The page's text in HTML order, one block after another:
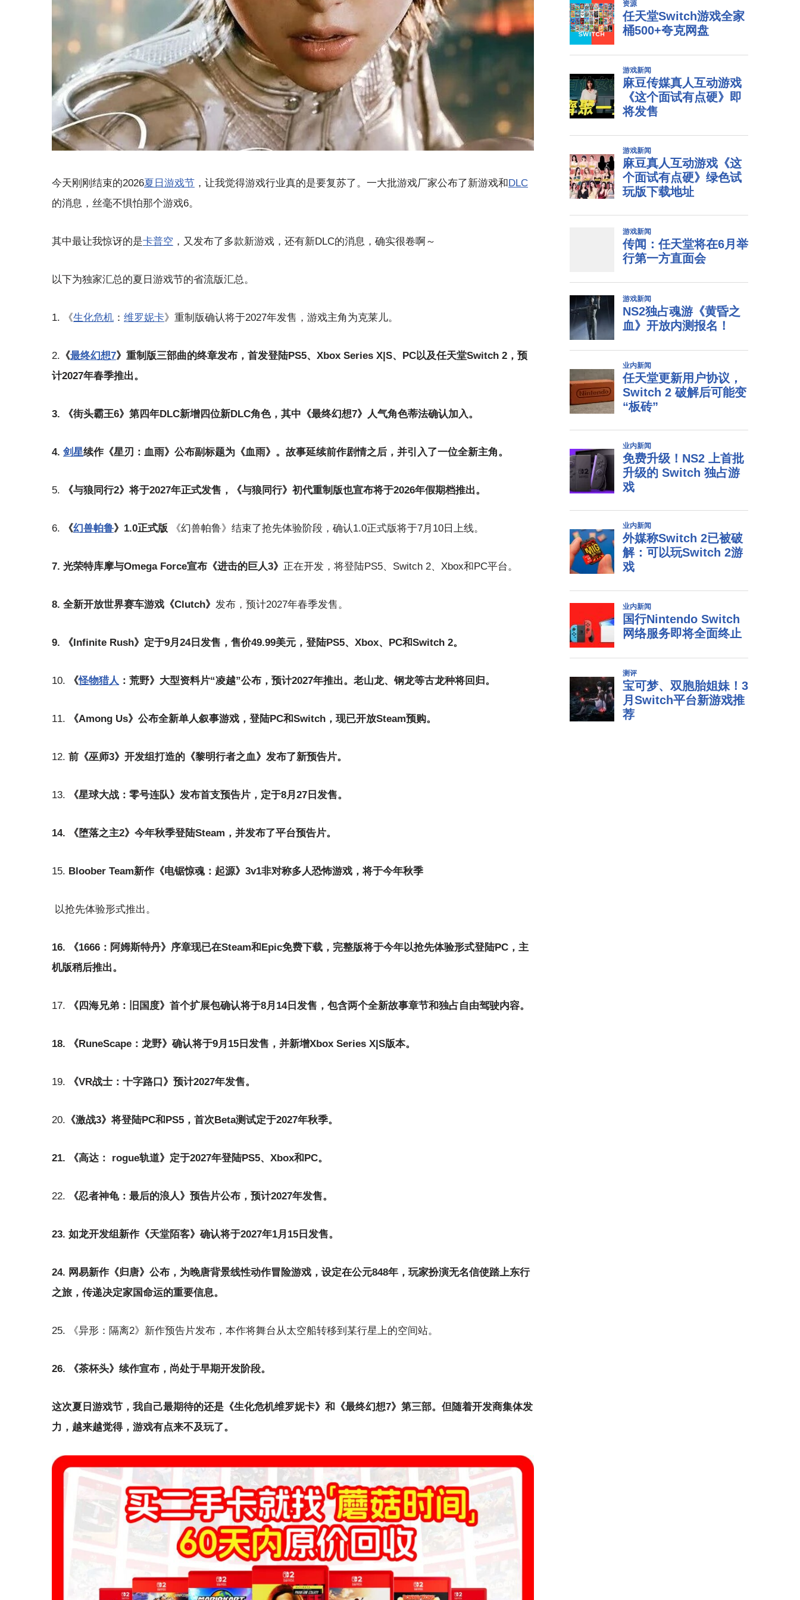
今天刚刚结束的2026夏日游戏节 ，让我觉得游戏行业真的是要复苏了。一大批游戏厂家公布了新游戏和DLC
的消息，丝毫不惧怕那个游戏6。
其中最让我惊讶的是卡普空 ，又发布了多款新游戏，还有新DLC的消息，确实很卷啊～
以下为独家汇总的夏日游戏节的省流版汇总。
1. 《生化危机 ： 维罗妮卡》重制版确认将于2027年发售，游戏主角为克莱儿。
2. 《最终幻想7》重制版三部曲的终章发布，首发登陆PS5、Xbox Series X|S、PC以及任天堂Switch 2，预
计2027年春季推出。
3. 《街头霸王6》第四年DLC新增四位新DLC角色，其中《最终幻想7》人气角色蒂法确认加入。
4. 剑星续作《星刃：血雨》公布副标题为《血雨》。故事延续前作剧情之后，并引入了一位全新主角。
5. 《与狼同行2》将于2027年正式发售，《与狼同行》初代重制版也宣布将于2026年假期档推出。
6. 《幻兽帕鲁》1.0正式版 《幻兽帕鲁》结束了抢先体验阶段，确认1.0正式版将于7月10日上线。
7. 光荣特库摩与Omega Force宣布《进击的巨人3》 正在开发，将登陆PS5、Switch 2、Xbox和PC平台。
8. 全新开放世界赛车游戏《Clutch》 发布，预计2027年春季发售。
9. 《Infinite Rush》定于9月24日发售，售价49.99美元，登陆PS5、Xbox、PC和Switch 2。
10. 《怪物猎人 ：荒野》大型资料片“凌越”公布，预计2027年推出。老山龙、钢龙等古龙种将回归。
11. 《Among Us》公布全新单人叙事游戏，登陆PC和Switch，现已开放Steam预购。
12. 前《巫师3》开发组打造的 《黎明行者之血》发布了新预告片。
13. 《星球大战：零号连队》发布首支预告片，定于8月27日发售。
14. 《堕落之主2》今年秋季登陆Steam，并发布了平台预告片。
15. Bloober Team新作《电锯惊魂：起源》3v1非对称多人恐怖游戏，将于今年秋季
以抢先体验形式推出。
16. 《1666：阿姆斯特丹》序章现已在Steam和Epic免费下载，完整版将于今年以抢先体验形式登陆PC，主
机版稍后推出。
17. 《四海兄弟：旧国度》首个扩展包确认将于8月14日发售，包含两个全新故事章节和独占自由驾驶内容。
18. 《RuneScape：龙野》确认将于9月15日发售，并新增Xbox Series X|S版本。
19. 《VR战士：十字路口》预计2027年发售。
20. 《激战3》将登陆PC和PS5，首次Beta测试定于2027年秋季。
21. 《高达： rogue轨道》定于2027年登陆PS5、Xbox和PC。
22. 《忍者神龟：最后的浪人》预告片公布，预计2027年发售。
23. 如龙开发组新作《天堂陌客》确认将于2027年1月15日发售。
24. 网易新作《归唐》公布，为晚唐背景线性动作冒险游戏，设定在公元848年，玩家扮演无名信使踏上东行
之旅，传递决定家国命运的重要信息。
25. 《异形：隔离2》新作预告片发布，本作将舞台从太空船转移到某行星上的空间站。
26. 《茶杯头》续作宣布，尚处于早期开发阶段。
这次夏日游戏节，我自己最期待的还是《生化危机维罗妮卡》和《最终幻想7》第三部。但随着开发商集体发
力，越来越觉得，游戏有点来不及玩了。